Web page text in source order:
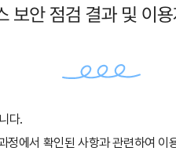
다.
정에서 확인된 사항과 관련하여 이